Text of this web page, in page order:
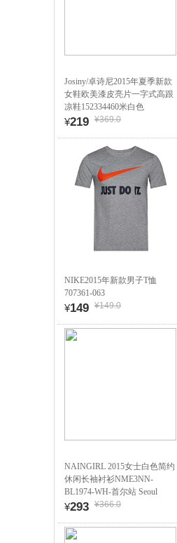
Josiny/卓诗尼2015年夏季新款
女鞋欧美漆皮亮片一字式高跟
凉鞋152334460米白色
¥219 ¥369.0
NIKE2015年新款男子T恤
707361-063
¥149 ¥149.0
NAINGIRL 2015女士白色简约
休闲长袖衬衫NME3NN-
BL1974-WH-首尔站 Seoul
¥293 ¥366.0